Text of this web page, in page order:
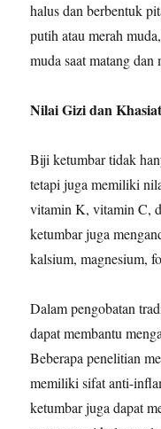
halus dan berbentuk
putih atau merah
muda saat matang
Nilai Gizi dan
Biji ketumbar tidak
tetapi juga memiliki
vitamin K, vitamin C,
ketumbar juga
kalsium, magnesium,
Dalam pengobatan
dapat membantu
Beberapa penelitian
memiliki sifat anti-
ketumbar juga dapat